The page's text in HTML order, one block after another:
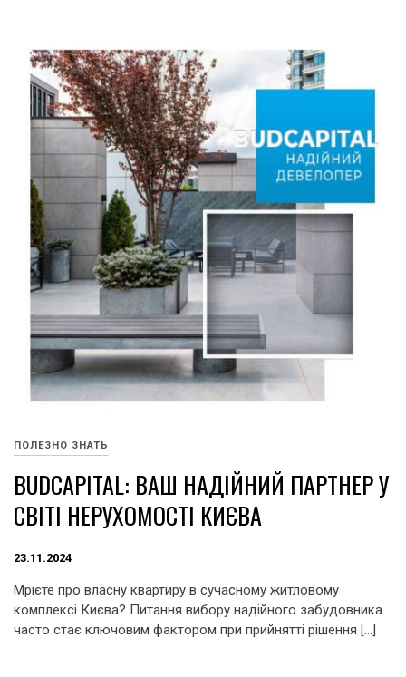
ПОЛЕЗНО ЗНАТЬ
BUDCAPITAL: ВАШ НАДІЙНИЙ ПАРТНЕР У
СВІТІ НЕРУХОМОСТІ КИЄВА
23.11.2024
Мрієте про власну квартиру в сучасному житловому
комплексі Києва? Питання вибору надійного забудовника
часто стає ключовим фактором при прийнятті рішення […]